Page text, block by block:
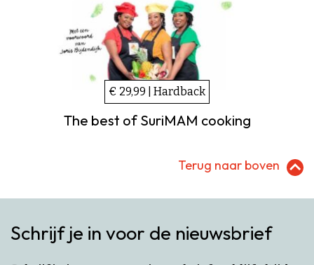
€ 29,99 | Hardback
The best of SuriMAM cooking
Terug naar boven
Schrijf je in voor de nieuwsbrief